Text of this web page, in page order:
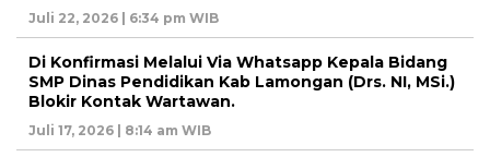
Juli 22, 2026 | 6:34 pm WIB
Di Konfirmasi Melalui Via Whatsapp Kepala Bidang
SMP Dinas Pendidikan Kab Lamongan (Drs. NI, MSi.)
Blokir Kontak Wartawan.
Juli 17, 2026 | 8:14 am WIB